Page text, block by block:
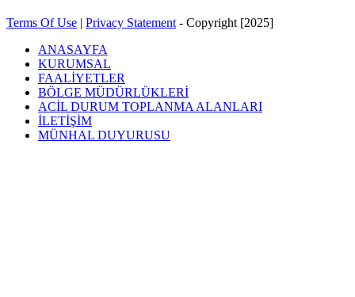
Terms Of Use | Privacy Statement - Copyright [2025]
ANASAYFA
KURUMSAL
FAALİYETLER
BÖLGE MÜDÜRLÜKLERİ
ACİL DURUM TOPLANMA ALANLARI
İLETİŞİM
MÜNHAL DUYURUSU